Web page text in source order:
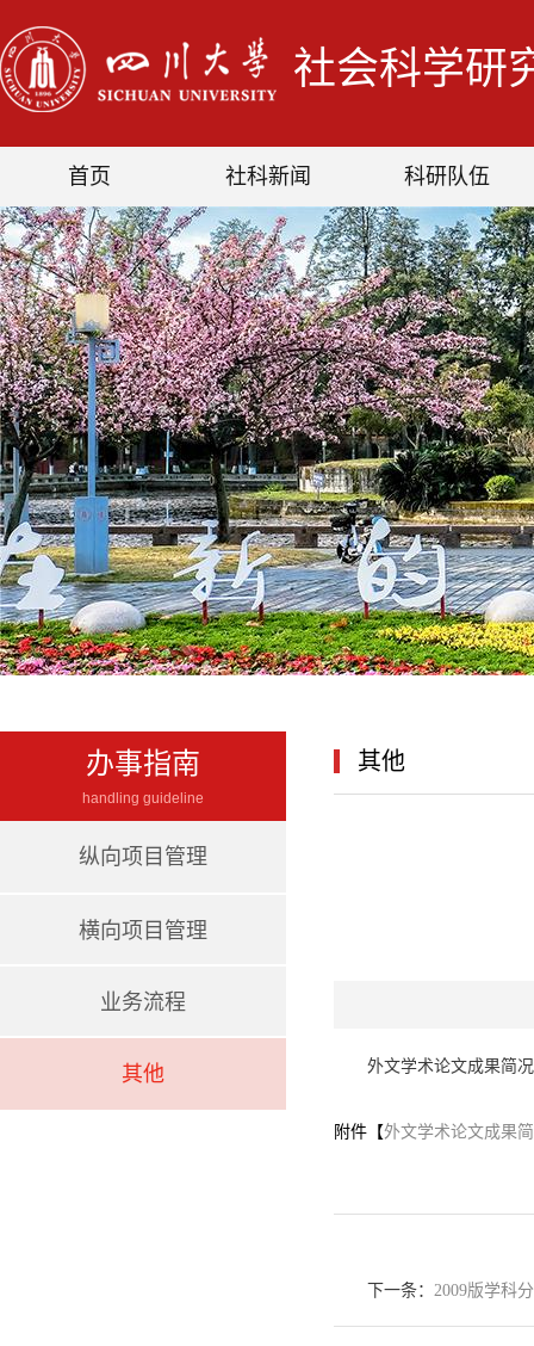
社会科学研
首页 社科新闻 科研队伍
办事指南
handling guideline
纵向项目管理
横向项目管理
业务流程
其他
其他
外文学术论文成果简
附件【外文学术论文成果
下一条： 2009版学科